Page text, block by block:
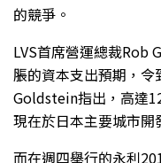
的競爭。
LVS首席營運總裁Rob
脹的資本支出預期，令
Goldstein指出，高達
現在於日本主要城市開
而在週四舉行的永利